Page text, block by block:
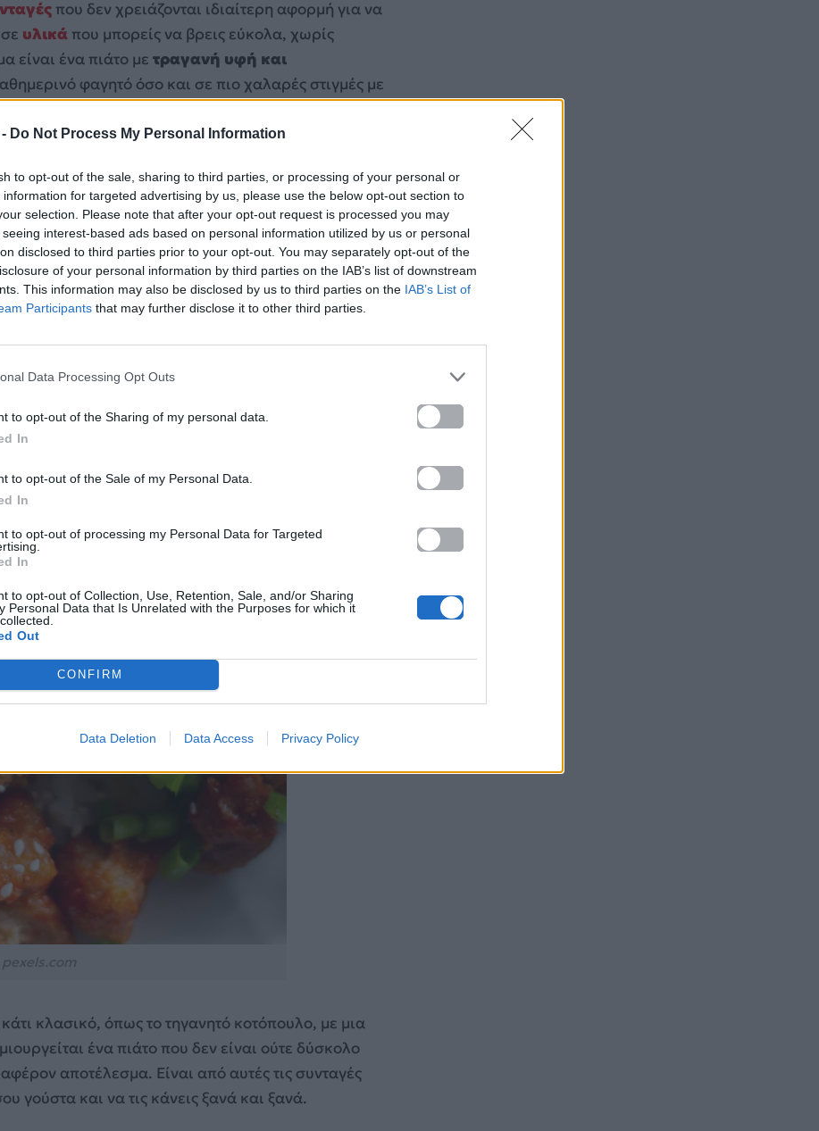
Do Not Process My Personal Information
to opt-out of the sale, sharing to third parties, or processing of your personal or
information for targeted advertising by us, please use the below opt-out section to
selection. Please note that after your opt-out request is processed you may
interest-based ads based on personal information utilized by us or personal
disclosed to third parties prior to your opt-out. You may separately opt-out of the
of your personal information by third parties on the IAB’s list of downstream
This information may also be disclosed by us to third parties on the IAB’s List of
Participants that may further disclose it to other third parties.
Data Processing Opt Outs
to opt-out of the Sharing of my personal data.
In
to opt-out of the Sale of my Personal Data.
In
to opt-out of processing my Personal Data for Targeted
In
to opt-out of Collection, Use, Retention, Sale, and/or Sharing
Personal Data that Is Unrelated with the Purposes for which it
Out
CONFIRM
Data Deletion Data Access Privacy Policy
που δεν χρειάζονται ιδιαίτερη αφορμή για να
υλικά που μπορείς να βρεις εύκολα, χωρίς
είναι ένα πιάτο με τραγανή υφή και
φαγητό όσο και σε πιο χαλαρές στιγμές με
κλασικό, όπως το τηγανητό κοτόπουλο, με μια
ένα πιάτο που δεν είναι ούτε δύσκολο
αποτέλεσμα. Είναι από αυτές τις συνταγές
γούστα και να τις κάνεις ξανά και ξανά.